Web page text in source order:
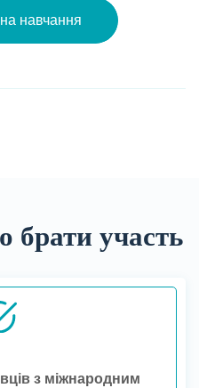
навчання
брати участь
з міжнародним